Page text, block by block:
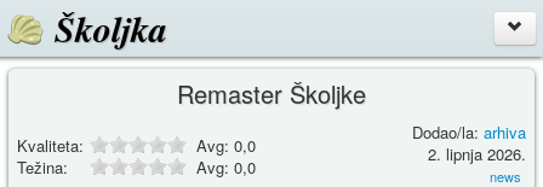
Školjka
Remaster Školjke
Kvaliteta: Avg: 0,0
Težina:
Avg: 0,0
Dodao/la: arhiva
2. lipnja 2026.
news